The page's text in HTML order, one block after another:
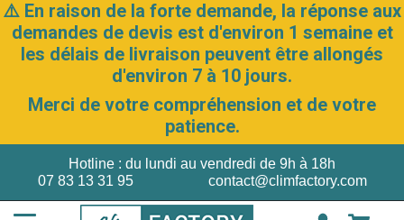
⚠️ En raison de la forte demande, la réponse aux
demandes de devis est d'environ 1 semaine et
les délais de livraison peuvent être allongés
d'environ 7 à 10 jours.
Merci de votre compréhension et de votre
patience.
07 83 13 31 95
Hotline : du lundi au vendredi de 9h à 18h
contact@climfactory.com